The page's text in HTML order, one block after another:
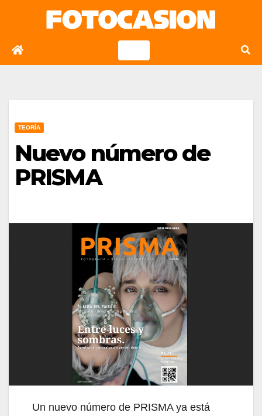
contenido
TEORÍA
Nuevo número de
PRISMA
Un nuevo número de PRISMA ya está